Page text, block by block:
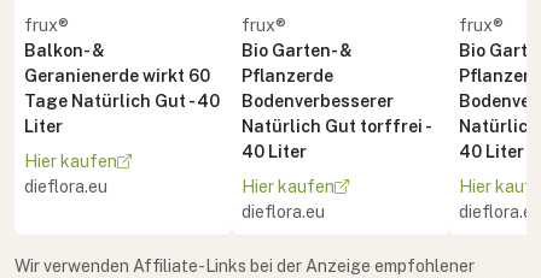
frux®
Balkon- &
Geranienerde wirkt 60
Tage Natürlich Gut - 40
Liter
Hier kaufen
dieflora.eu
frux®
Bio Garten- &
Pflanzerde
Bodenverbesserer
Natürlich Gut torffrei -
40 Liter
Hier kaufen
dieflora.eu
frux®
Bio
40 Liter
Hier
dieflora.eu
Wir verwenden Affiliate-Links bei der Anzeige empfohlener